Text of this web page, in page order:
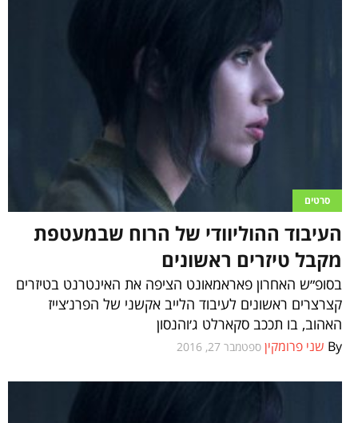
סרטים
העיבוד ההוליוודי של הרוח שבמעטפת
מקבל טיזרים ראשונים
בסופ״ש האחרון פאראמאונט הציפה את האינטרנט בטיזרים
קצרצרים ראשונים לעיבוד הלייב אקשני של הפרנ׳צייז
האהוב, בו תככב סקארלט ג׳והנסון
By שני פרומקין ספטמבר 27, 2016